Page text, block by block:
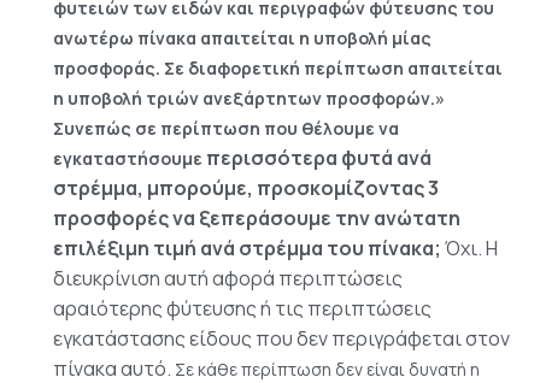
φυτειών των ειδών και περιγραφών φύτευσης του
ανωτέρω πίνακα απαιτείται η υποβολή μίας
προσφοράς. Σε διαφορετική περίπτωση απαιτείται
η υποβολή τριών ανεξάρτητων προσφορών.»
Συνεπώς σε περίπτωση που θέλουμε να
εγκαταστήσουμε περισσότερα φυτά ανά
στρέμμα, μπορούμε, προσκομίζοντας 3
προσφορές να ξεπεράσουμε την ανώτατη
επιλέξιμη τιμή ανά στρέμμα του πίνακα; Όχι. Η
διευκρίνιση αυτή αφορά περιπτώσεις
αραιότερης φύτευσης ή τις περιπτώσεις
εγκατάστασης είδους που δεν περιγράφεται στον
πίνακα αυτό. Σε κάθε περίπτωση δεν είναι δυνατή η